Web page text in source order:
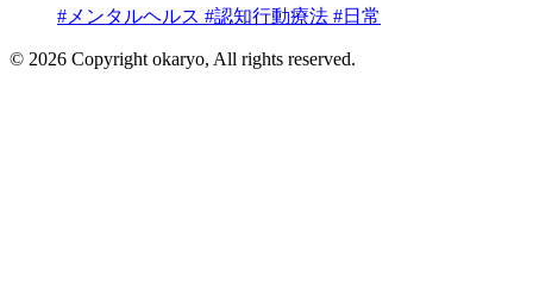
#メンタルヘルス #認知行動療法 #日常
© 2026 Copyright okaryo, All rights reserved.